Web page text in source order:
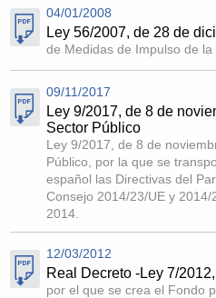
04/01/2008
Ley 56/2007, de 28 de
de Medidas de Impulso de
09/11/2017
Ley 9/2017, de 8 de
Sector Público
Ley 9/2017, de 8 de
Público, por la que se
español las Directivas del
Consejo 2014/23/UE y
2014.
12/03/2012
Real Decreto -Ley 7/
por el que se crea el Fondo